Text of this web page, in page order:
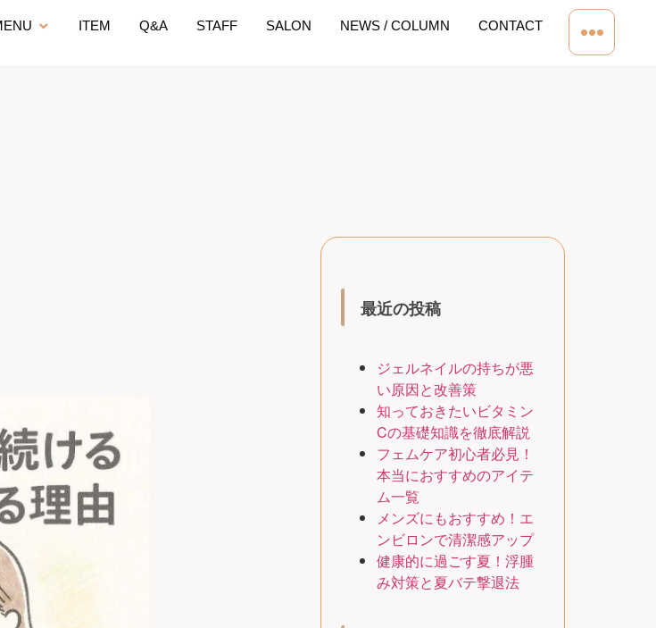
ITEM Q&A STAFF SALON NEWS / COLUMN CONTACT
最近の投稿
ジェルネイルの持ちが悪
い原因と改善策
知っておきたいビタミン
Cの基礎知識を徹底解説
フェムケア初心者必見！
本当におすすめのアイテ
ム一覧
メンズにもおすすめ！エ
ンビロンで清潔感アップ
健康的に過ごす夏！浮腫
み対策と夏バテ撃退法